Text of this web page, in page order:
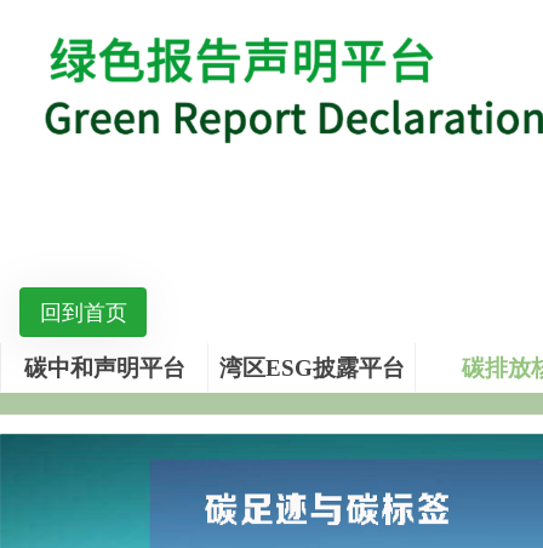
碳中和声明平台 湾区ESG披露平台 碳排放
回到首页